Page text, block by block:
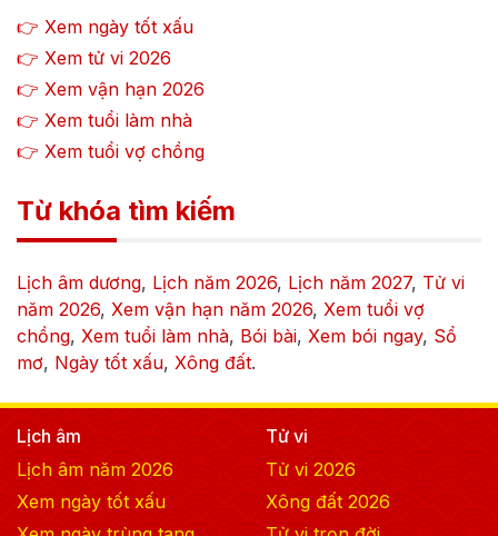
👉 Xem ngày tốt xấu
👉 Xem tử vi 2026
👉 Xem vận hạn 2026
👉 Xem tuổi làm nhà
👉 Xem tuổi vợ chồng
Từ khóa tìm kiếm
Lịch âm dương, Lịch năm 2026, Lịch năm 2027, Tử vi
năm 2026, Xem vận hạn năm 2026, Xem tuổi vợ
chồng, Xem tuổi làm nhà, Bói bài, Xem bói ngay, Sổ
mơ, Ngày tốt xấu, Xông đất.
Lịch âm
Lịch âm năm 2026
Xem ngày tốt xấu
Tử vi
Tử vi 2026
Xông đất 2026